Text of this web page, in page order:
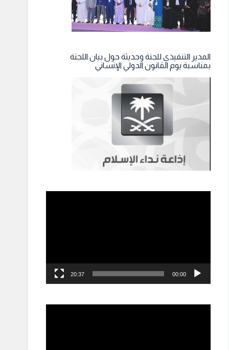
المدير التنفيذي للجنة وحديثة حول بيان اللجنة
بمناسبة يوم القانون الدولي الإنساني
00:00
20:37